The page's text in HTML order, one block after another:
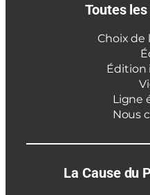
Toutes
Choix de
Édition
Ligne
Nous
La Cause du